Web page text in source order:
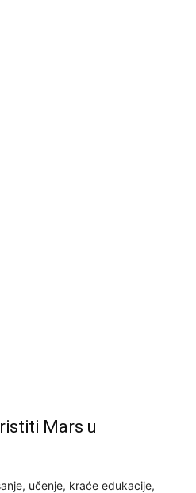
Mars u
učenje, kraće edukacije,